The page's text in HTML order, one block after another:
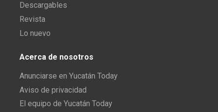
Descargables
Revista
Lo nuevo
Acerca de nosotros
Anunciarse en Yucatán Today
Aviso de privacidad
El equipo de Yucatán Today